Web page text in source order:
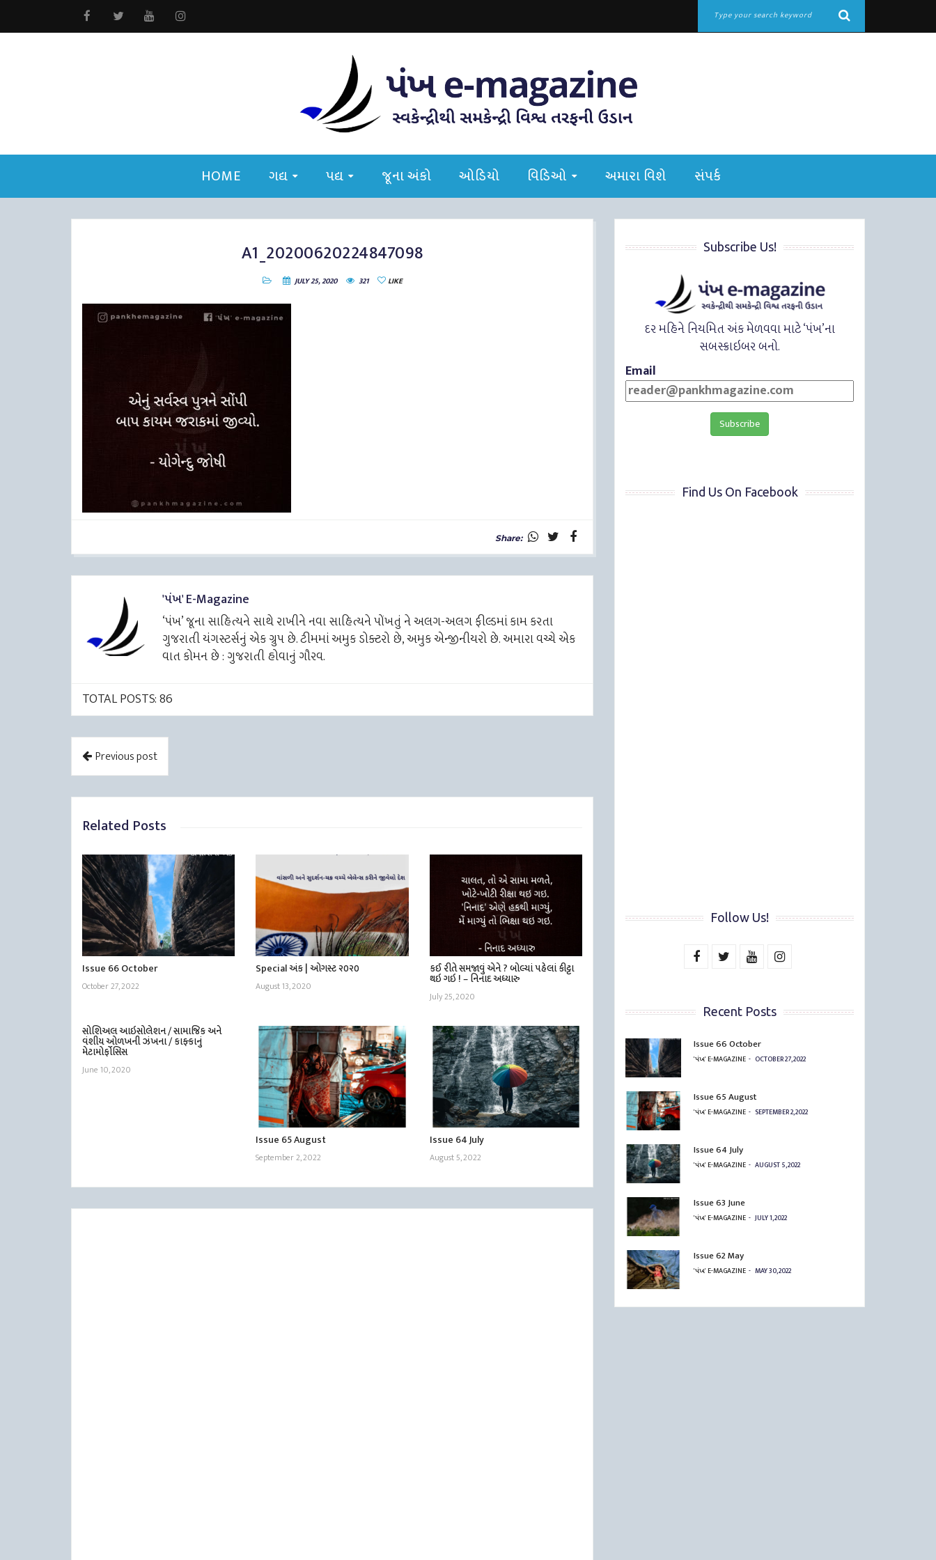
HOME ગદ્ય પદ્ય જૂના અંકો ઓડિયો વિડિઓ અમારા વિશે સંપર્ક
A1_20200620224847098
JULY 25, 2020 321 LIKE
Share:
'પંખ' E-Magazine
‘પંખ’ જૂના સાહિત્યને સાથે રાખીને નવા સાહિત્યને પોંખતું ને અલગ-અલગ ફીલ્ડમાં કામ કરતા
ગુજરાતી યંગસ્ટર્સનું એક ગ્રુપ છે. ટીમમાં અમુક ડોક્ટરો છે, અમુક એન્જીનીયરો છે. અમારા વચ્ચે એક
વાત કોમન છે : ગુજરાતી હોવાનું ગૌરવ.
TOTAL POSTS: 86
Previous post
Related Posts
Issue 66 October
October 27, 2022
Special અંક | ઓગસ્ટ ૨૦૨૦
August 13, 2020
કઈ રીતે સમજાવું એને ? બોલ્યાં પહેલાં કીટ્ટા
થઇ ગઇ ! – નિનાદ અધ્યારુ
July 25, 2020
સોશિઅલ આઇસોલેશન / સામાજિક અને
વંશીય ઓળખની ઝંખના / કાફ્કાનું
મેટામોર્ફોસિસ
June 10, 2020
Issue 65 August
September 2, 2022
Issue 64 July
August 5, 2022
Subscribe Us!
દર મહિને નિયમિત અંક મેળવવા માટે ‘પંખ’ના
સબસ્ક્રાઇબર બનો.
Email
Find Us On Facebook
Follow Us!
Recent Posts
Issue 66 October
'પંખ' E-MAGAZINE OCTOBER 27, 2022
Issue 65 August
'પંખ' E-MAGAZINE SEPTEMBER 2, 2022
Issue 64 July
'પંખ' E-MAGAZINE AUGUST 5, 2022
Issue 63 June
'પંખ' E-MAGAZINE JULY 1, 2022
Issue 62 May
'પંખ' E-MAGAZINE MAY 30, 2022